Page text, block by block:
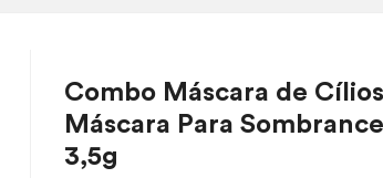
Combo Máscara de
Máscara Para
3,5g